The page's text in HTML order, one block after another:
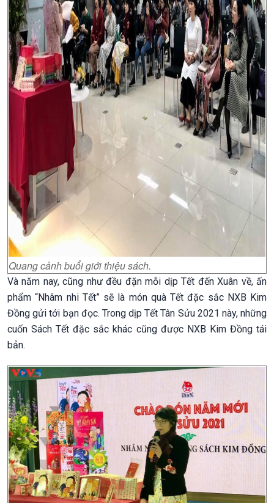
Quang cảnh buổi giới thiệu sách.
Và năm nay, cũng như đều đặn mỗi dịp Tết đến Xuân về, ấn
phẩm “Nhâm nhi Tết” sẽ là món quà Tết đặc sắc NXB Kim
Đồng gửi tới bạn đọc. Trong dịp Tết Tân Sửu 2021 này, những
cuốn Sách Tết đặc sắc khác cũng được NXB Kim Đồng tái
bản.